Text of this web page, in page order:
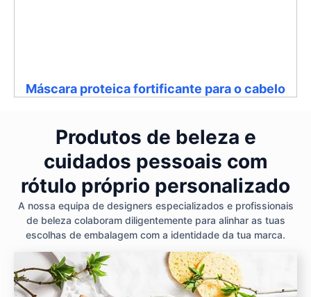
Máscara proteica fortificante para o cabelo
Produtos de beleza e
cuidados pessoais com
rótulo próprio personalizado
A nossa equipa de designers especializados e profissionais
de beleza colaboram diligentemente para alinhar as tuas
escolhas de embalagem com a identidade da tua marca.